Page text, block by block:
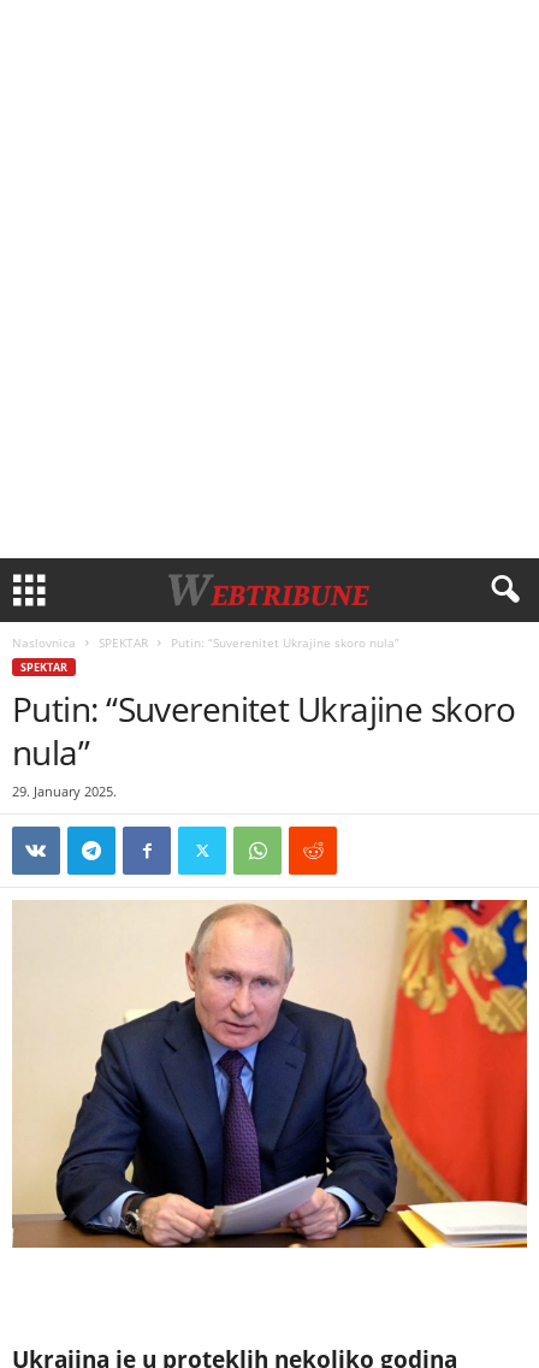
Naslovnica SPEKTAR Putin: “Suverenitet Ukrajine skoro nula”
SPEKTAR
Putin: “Suverenitet Ukrajine skoro
nula”
29. January 2025.
Ukrajina je u proteklih nekoliko godina